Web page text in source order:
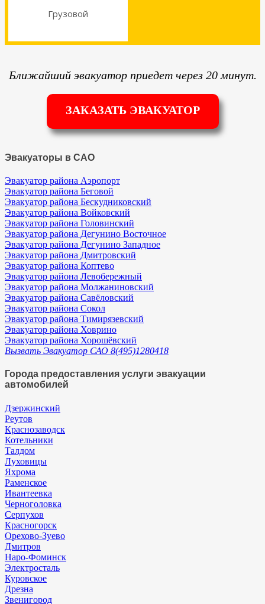
Грузовой
Ближайший эвакуатор приедет через 20 минут.
ЗАКАЗАТЬ ЭВАКУАТОР
Эвакуаторы в САО
Эвакуатор района Аэропорт
Эвакуатор района Беговой
Эвакуатор района Бескудниковский
Эвакуатор района Войковский
Эвакуатор района Головинский
Эвакуатор района Дегунино Восточное
Эвакуатор района Дегунино Западное
Эвакуатор района Дмитровский
Эвакуатор района Коптево
Эвакуатор района Левобережный
Эвакуатор района Молжаниновский
Эвакуатор района Савёловский
Эвакуатор района Сокол
Эвакуатор района Тимирязевский
Эвакуатор района Ховрино
Эвакуатор района Хорошёвский
Вызвать Эвакуатор САО 8(495)1280418
Города предоставления услуги эвакуации
автомобилей
Дзержинский
Реутов
Краснозаводск
Котельники
Талдом
Луховицы
Яхрома
Раменское
Ивантеевка
Черноголовка
Серпухов
Красногорск
Орехово-Зуево
Дмитров
Наро-Фоминск
Электросталь
Куровское
Дрезна
Звенигород